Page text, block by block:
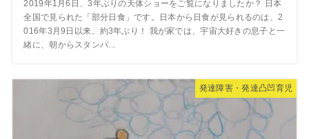
­2019年1月6日、3年ぶりの天体ショーをご覧になりましたか？ 日本
全国で見られた「部分日食」です。日本から日食が見られるのは、2
016年3月9日以来、約3年ぶり！ 我が家では、宇宙大好きの息子と一
緒に、朝からスタンバ...
発達障害・発達凸凹育児